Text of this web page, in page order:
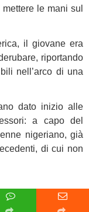
le mani sul
il giovane era
riportando
nell’arco di una
dato inizio alle
a capo del
nigeriano, già
di cui non